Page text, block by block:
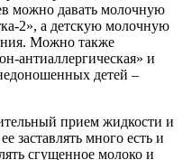
можно давать молочную
2», а детскую молочную
Можно также
антиаллергическая» и
детей –
прием жидкости и
заставлять много есть и
сгущенное молоко и